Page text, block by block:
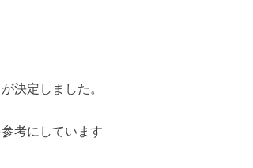
決定しました。
考にしています